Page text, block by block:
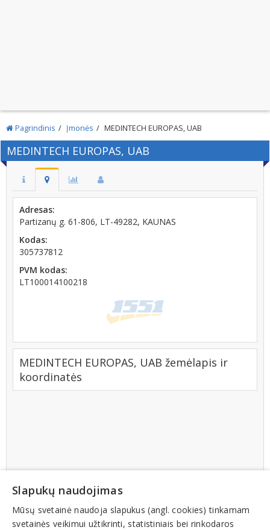
Pagrindinis Įmonės MEDINTECH EUROPAS, UAB
MEDINTECH EUROPAS, UAB
Adresas:
Partizanų g. 61-806, LT-49282, KAUNAS
Kodas:
305737812
PVM kodas:
LT100014100218
MEDINTECH EUROPAS, UAB žemėlapis ir
koordinatės
Slapukų naudojimas
Mūsų svetainė naudoja slapukus (angl. cookies) tinkamam
svetainės veikimui užtikrinti, statistiniais bei rinkodaros